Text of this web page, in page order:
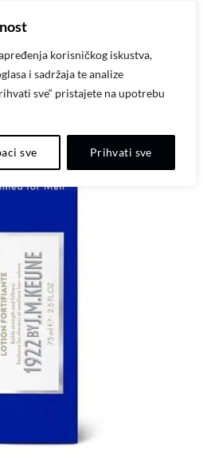
korisničkog iskustva,
i sadržaja te analize
sve“ pristajete na upotrebu
sve Prihvati sve
Dodaj
listu